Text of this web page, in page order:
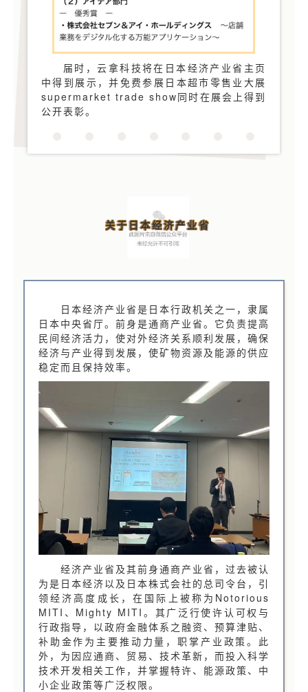
届时，云拿科技将在日本经济产业省主页
中得到展示，并免费参展日本超市零售业大展
supermarket trade show同时在展会上得到
公开表彰。
关于日本经济产业省
日本经济产业省是日本行政机关之一，隶属
日本中央省厅。前身是通商产业省。它负责提高
民间经济活力，使对外经济关系顺利发展，确保
经济与产业得到发展，使矿物资源及能源的供应
稳定而且保持效率。
经济产业省及其前身通商产业省，过去被认
为是日本经济以及日本株式会社的总司令台，引
领经济高度成长，在国际上被称为Notorious
MITI、Mighty MITI。其广泛行使许认可权与
行政指导，以政府金融体系之融资、预算津贴、
补助金作为主要推动力量，职掌产业政策。此
外，为因应通商、贸易、技术革新，而投入科学
技术开发相关工作，并掌握特许、能源政策、中
小企业政策等广泛权限。